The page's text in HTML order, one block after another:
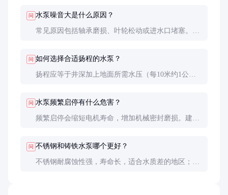
问 水泵噪音大是什么原因？
常见原因包括轴承磨损、叶轮松动或进水口堵塞。建
问 如何选择合适扬程的水泵？
扬程应等于井深加上地面所需水压（每10米约1公斤
问 水泵频繁启停有什么危害？
频繁启停会缩短电机寿命，增加机械密封磨损。建议
问 不锈钢和铸铁水泵哪个更好？
不锈钢耐腐蚀性强，寿命长，适合水质差的地区；铸